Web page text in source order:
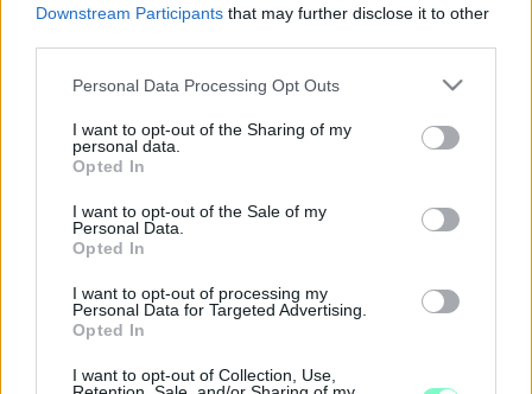
Downstream Participants that may further disclose it to other
Please note that this website/app uses one or more Google
not limited to your visit or usage behaviour. You may click to
grant or deny consent to Google and its third-party tags to
use your data for below specified purposes in below Google
consent section.
Personal Data Processing Opt Outs
I want to opt-out of the Sharing of my
personal data.
Opted In
I want to opt-out of the Sale of my
Personal Data.
Opted In
I want to opt-out of processing my
Personal Data for Targeted Advertising.
Opted In
I want to opt-out of Collection, Use,
A SAVARIA KARNEVÁL SZERVEZŐSÉGE ERŐS
SZÉLRE FIGYELMEZTET
2022. augusztus. 27. 17:27
vásározóknak.
LEHET, HOGY HAMAROSAN FELOLDJÁK A
MAGYARORSZÁGON
2022. augusztus. 18. 10:09
NAPSÜTÉS ÉS ZIVATAR EGYARÁNT LESZ
2022. augusztus. 01. 06:00